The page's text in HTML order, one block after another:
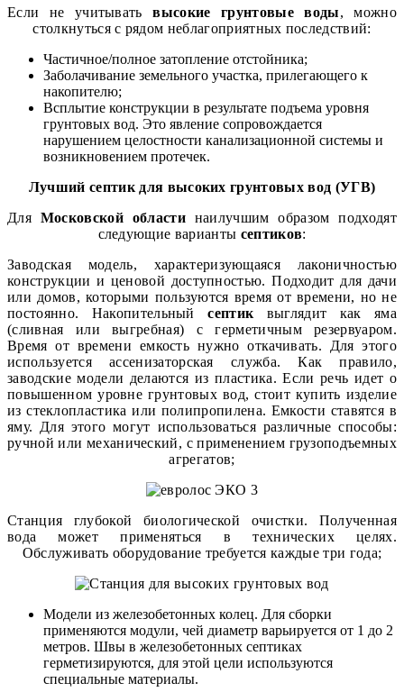
Если не учитыватьвысокие грунтовые воды, можно
столкнуться с рядом неблагоприятных последствий:
Частичное/полное затопление отстойника;
Заболачивание земельного участка, прилегающего к
накопителю;
Всплытие конструкции в результате подъема уровня
грунтовых вод. Это явление сопровождается
нарушением целостности канализационной системы и
возникновением протечек.
Лучший септик для высоких грунтовых вод (УГВ)
Для Московской области наилучшим образом подходят
следующие варианты септиков:
Заводская модель, характеризующаяся лаконичностью
конструкции и ценовой доступностью. Подходит для дачи
или домов, которыми пользуются время от времени, но не
постоянно. Накопительныйсептик выглядит как яма
(сливная или выгребная) с герметичным резервуаром.
Время от времени емкость нужно откачивать. Для этого
используется ассенизаторская служба. Как правило,
заводские модели делаются из пластика. Если речь идет о
повышенном уровне грунтовых вод, стоит купить изделие
из стеклопластика или полипропилена. Емкости ставятся в
яму. Для этого могут использоваться различные способы:
ручной или механический, с применением грузоподъемных
агрегатов;
Станция глубокой биологической очистки. Полученная
вода может применяться в технических целях.
Обслуживать оборудование требуется каждые три года;
Модели из железобетонных колец. Для сборки
применяются модули, чей диаметр варьируется от 1 до 2
метров. Швы в железобетонных септиках
герметизируются, для этой цели используются
специальные материалы.